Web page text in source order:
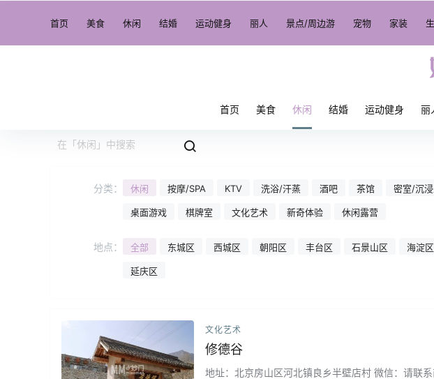
首页 美食 休闲 结婚 运动健身 丽人 景点/周边游 宠物 家装
首页 美食 休闲 结婚 运动健身 丽
分类： 休闲 按摩/SPA KTV 洗浴/汗蒸 酒吧 茶馆 密室/沉
桌面游戏 棋牌室 文化艺术 新奇体验 休闲露营
地点： 全部 东城区 西城区 朝阳区 丰台区 石景山区 海淀区
延庆区
文化艺术
修德谷
地址：北京房山区河北镇良乡半壁店村 微信：请联